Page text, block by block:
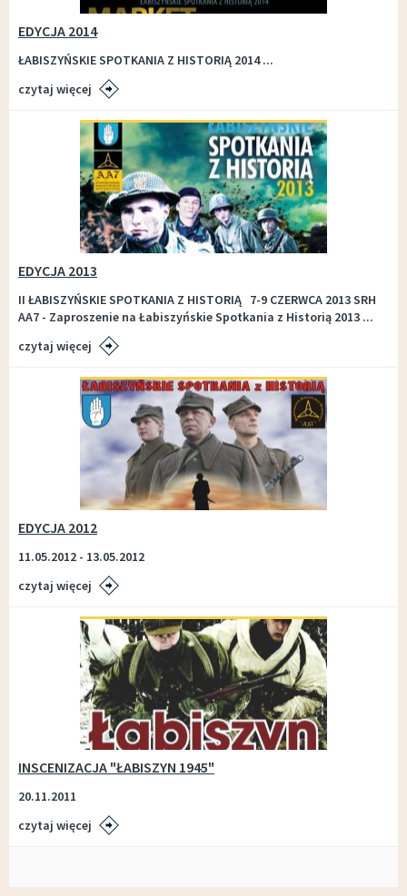
EDYCJA 2014
ŁABISZYŃSKIE SPOTKANIA Z HISTORIĄ 2014 ...
czytaj więcej
EDYCJA 2013
II ŁABISZYŃSKIE SPOTKANIA Z HISTORIĄ 7-9 CZERWCA 2013 SRH
AA7 - Zaproszenie na Łabiszyńskie Spotkania z Historią 2013 ...
czytaj więcej
EDYCJA 2012
11.05.2012 - 13.05.2012
czytaj więcej
INSCENIZACJA "ŁABISZYN 1945"
20.11.2011
czytaj więcej